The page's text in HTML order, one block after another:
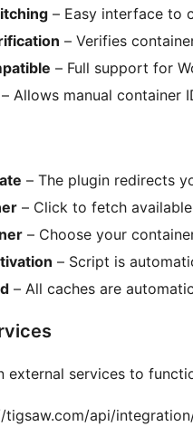
– Easy interface to
– Verifies
– Full support for
– Allows manual container
– The plugin redirects
– Click to fetch
– Choose your
– Script is
– All caches are
external services to
tigsaw.com/api/